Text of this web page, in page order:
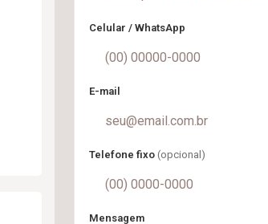
Celular / WhatsApp
E-mail
Telefone fixo (opcional)
Mensagem